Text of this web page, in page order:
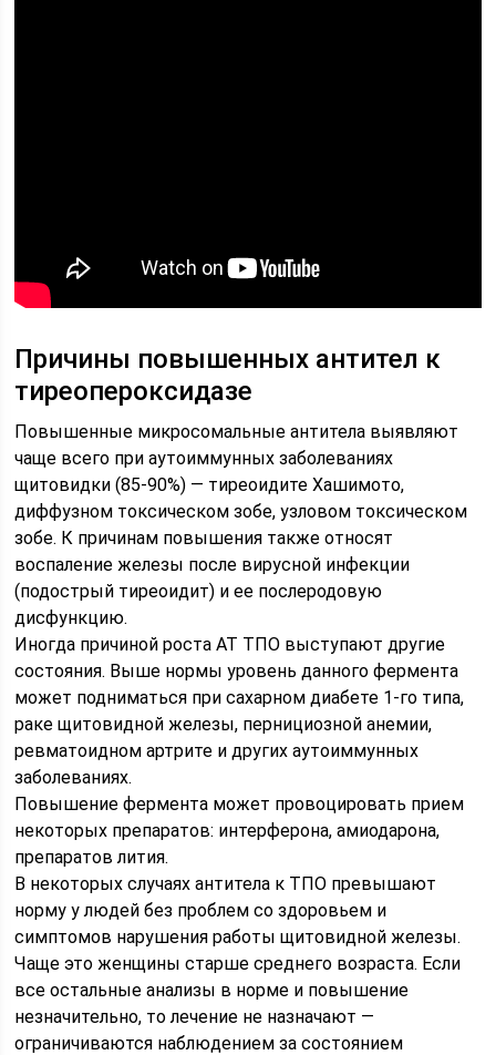
Причины повышенных антител к
тиреопероксидазе
Повышенные микросомальные антитела выявляют
чаще всего при аутоиммунных заболеваниях
щитовидки (85-90%) — тиреоидите Хашимото,
диффузном токсическом зобе, узловом токсическом
зобе. К причинам повышения также относят
воспаление железы после вирусной инфекции
(подострый тиреоидит) и ее послеродовую
дисфункцию.
Иногда причиной роста АТ ТПО выступают другие
состояния. Выше нормы уровень данного фермента
может подниматься при сахарном диабете 1-го типа,
раке щитовидной железы, пернициозной анемии,
ревматоидном артрите и других аутоиммунных
заболеваниях.
Повышение фермента может провоцировать прием
некоторых препаратов: интерферона, амиодарона,
препаратов лития.
В некоторых случаях антитела к ТПО превышают
норму у людей без проблем со здоровьем и
симптомов нарушения работы щитовидной железы.
Чаще это женщины старше среднего возраста. Если
все остальные анализы в норме и повышение
незначительно, то лечение не назначают —
ограничиваются наблюдением за состоянием